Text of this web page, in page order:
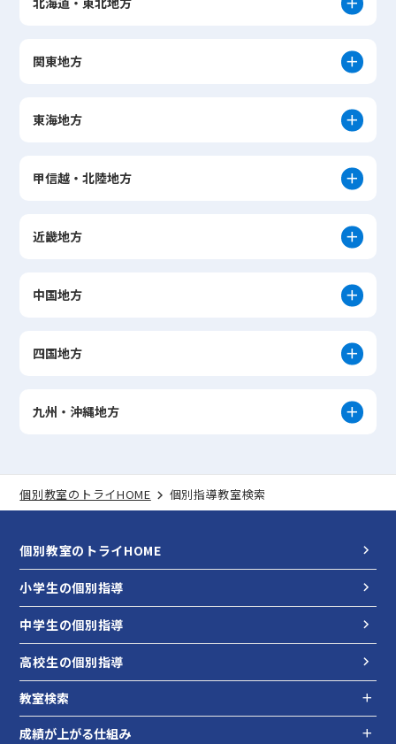
関東地方
東海地方
甲信越・北陸地方
近畿地方
中国地方
四国地方
九州・沖縄地方
個別教室のトライHOME 個別指導教室検索
個別教室のトライHOME
小学生の個別指導
中学生の個別指導
高校生の個別指導
教室検索
成績が上がる仕組み